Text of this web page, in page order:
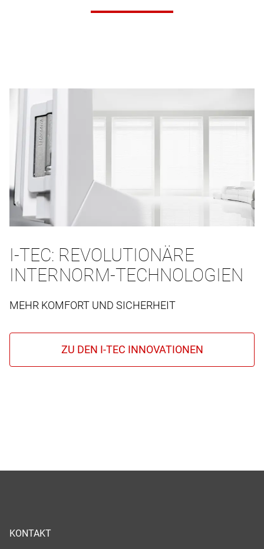
I-TEC: REVOLUTIONÄRE
INTERNORM-TECHNOLOGIEN
MEHR KOMFORT UND SICHERHEIT
KONTAKT